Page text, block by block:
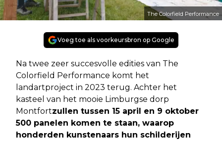
The Colorfield Performance
Voeg toe als voorkeursbron op Google
Na twee zeer succesvolle edities van The
Colorfield Performance komt het
landartproject in 2023 terug. Achter het
kasteel van het mooie Limburgse dorp
Montfortzullen tussen 15 april en 9 oktober
500 panelen komen te staan, waarop
honderden kunstenaars hun schilderijen